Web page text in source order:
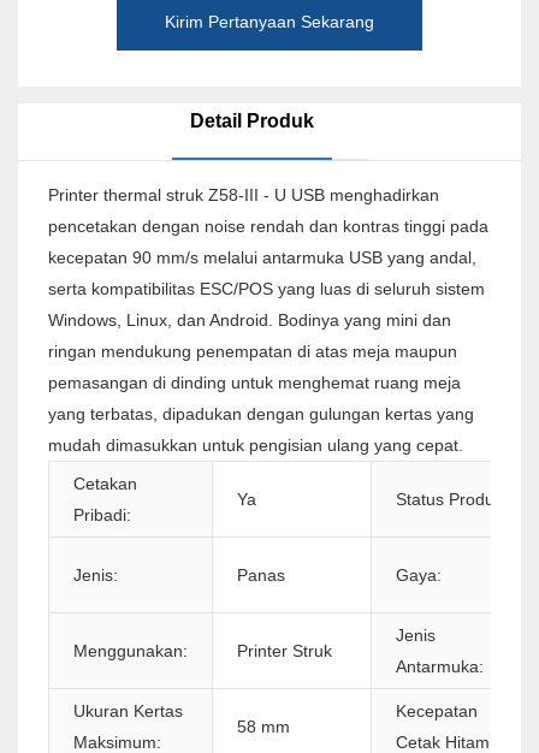
Kirim Pertanyaan Sekarang
Detail Produk
Printer thermal struk Z58-III - U USB menghadirkan
pencetakan dengan noise rendah dan kontras tinggi pada
kecepatan 90 mm/s melalui antarmuka USB yang andal,
serta kompatibilitas ESC/POS yang luas di seluruh sistem
Windows, Linux, dan Android. Bodinya yang mini dan
ringan mendukung penempatan di atas meja maupun
pemasangan di dinding untuk menghemat ruang meja
yang terbatas, dipadukan dengan gulungan kertas yang
mudah dimasukkan untuk pengisian ulang yang cepat.
Cetakan
Pribadi:
Ya Status Produk:
Jenis: Panas Gaya:
Menggunakan: Printer Struk
Jenis
Antarmuka:
Ukuran Kertas
Maksimum:
58 mm
Kecepatan
Cetak Hitam: